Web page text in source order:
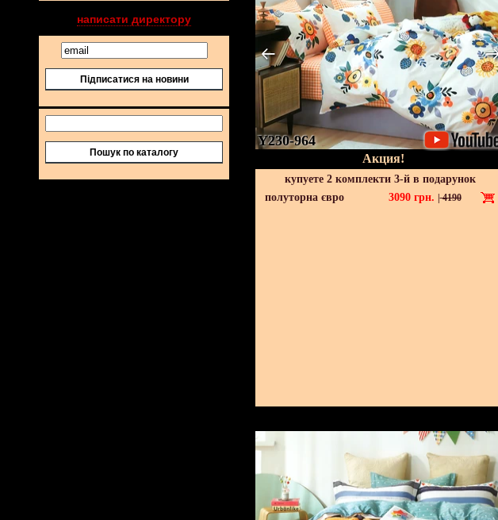
написати директору
Підписатися на новини
Пошук по каталогу
Y230-964
Акция!
купуете 2 комплекти 3-й в подарунок
полуторна євро
3090 грн. |4190